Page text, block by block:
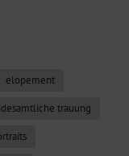
elopement
trauung